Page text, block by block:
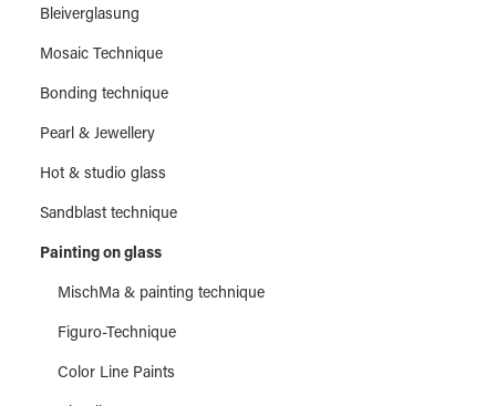
Bleiverglasung
Mosaic Technique
Bonding technique
Pearl & Jewellery
Hot & studio glass
Sandblast technique
Painting on glass
MischMa & painting technique
Figuro-Technique
Color Line Paints